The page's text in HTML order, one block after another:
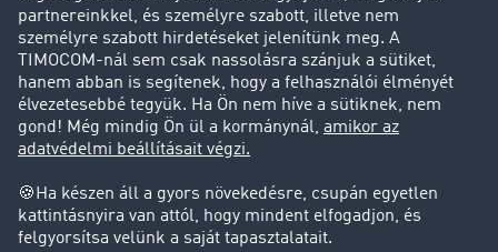
Ügyfél hoz ügyfelet
Jogi információk
Impresszum
Adatvédelem